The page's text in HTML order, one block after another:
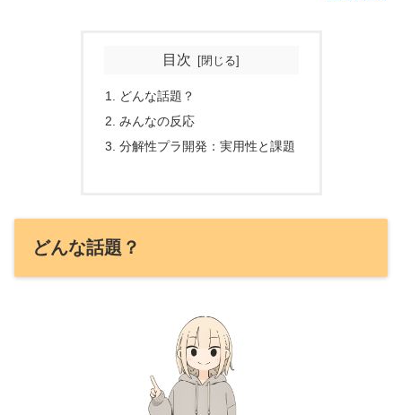
目次
どんな話題？
みんなの反応
分解性プラ開発：実用性と課題
どんな話題？